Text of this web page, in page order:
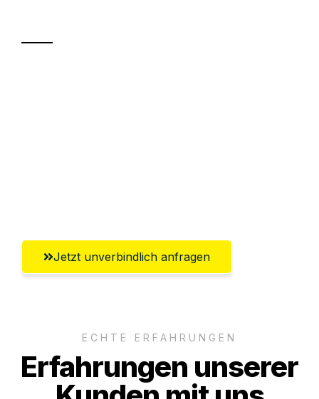
Jetzt unverbindlich anfragen
ECHTE ERFAHRUNGEN
Erfahrungen unserer